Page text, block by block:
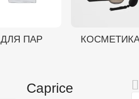
ДЛЯ ПАР
Caprice